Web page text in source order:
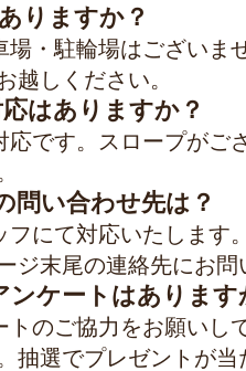
りますか？
場・駐輪場はござい
越しください。
はありますか？
応です。スロープが
問い合わせ先は？
フにて対応いたしま
ジ末尾の連絡先にお問
ケートはあります
トのご協力をお願い
抽選でプレゼントが当